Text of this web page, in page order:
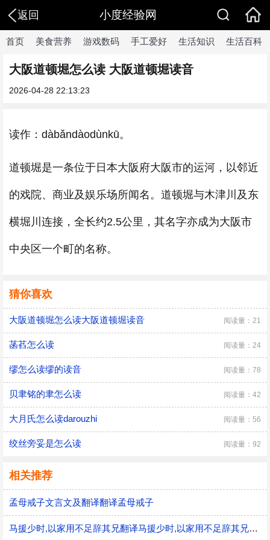
返回 小度经验网
首页 美食营养 游戏数码 手工爱好 生活知识 生活百科
大阪道顿堀怎么读 大阪道顿堀读音
2026-04-28 22:13:23
读作：dàbǎndàodùnkū。
道顿堀是一条位于日本大阪府大阪市的运河，以邻近
的戏院、商业及娱乐场所闻名。道顿堀与木津川及东
横堀川连接，全长约2.5公里，其名字亦成为大阪市
中央区一个町的名称。
猜你喜欢
大阪道顿堀怎么读大阪道顿堀读音 阅读量：21
菡萏怎么读 阅读量：24
缪怎么读缪的读音 阅读量：78
贝聿铭的聿怎么读 阅读量：42
大月氏怎么读darouzhi 阅读量：56
绞丝旁妥是怎么读 阅读量：92
相关推荐
孟母戒子文言文及翻译翻译孟母戒子
马援少时,以家用不足辞其兄翻译马援少时,以家用不足辞其兄的意思